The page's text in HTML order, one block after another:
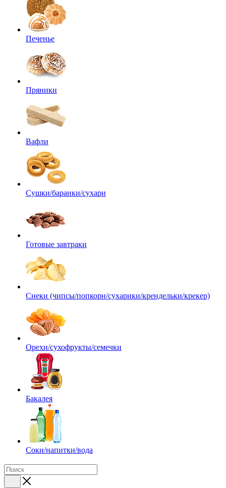
Печенье
Пряники
Вафли
Сушки/баранки/сухари
Готовые завтраки
Снеки (чипсы/попкорн/сухарики/крендельки/крекер)
Орехи/сухофрукты/семечки
Бакалея
Соки/напитки/вода